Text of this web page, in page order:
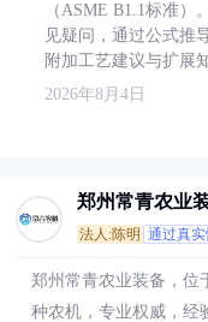
（ASME B1.1标准）
见疑问，通过公式推
附加工艺建议与扩展
2026年8月4日
郑州常青农业
法人:陈明 通过真
郑州常青农业装备，位
种农机，专业权威，经